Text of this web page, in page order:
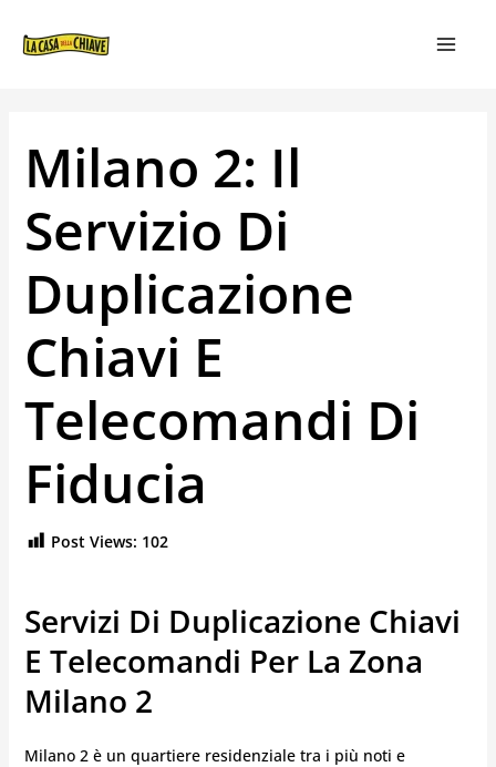
Milano 2: Il
Servizio Di
Duplicazione
Chiavi E
Telecomandi Di
Fiducia
Post Views: 102
Servizi Di Duplicazione Chiavi
E Telecomandi Per La Zona
Milano 2
Milano 2 è un quartiere residenziale tra i più noti e
ARTICOLI